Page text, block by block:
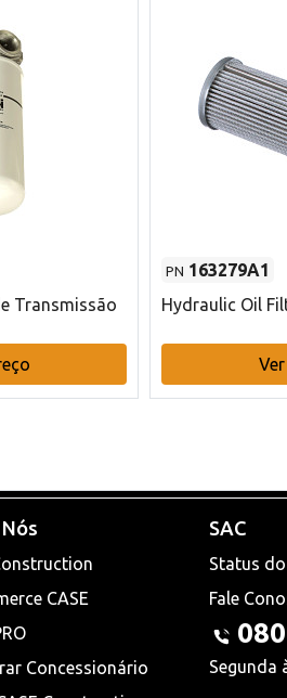
Transmissão
PN 163279A1
Hydraulic Oil
CASE
Concessionário
SAC
Status
Fale
Segunda